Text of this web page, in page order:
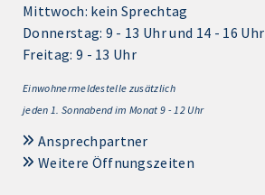
Mittwoch: kein Sprechtag
Donnerstag: 9 - 13 Uhr und 14 - 16 Uhr
Freitag: 9 - 13 Uhr
Einwohnermeldestelle zusätzlich
jeden 1. Sonnabend im Monat 9 - 12 Uhr
Ansprechpartner
Weitere Öffnungszeiten